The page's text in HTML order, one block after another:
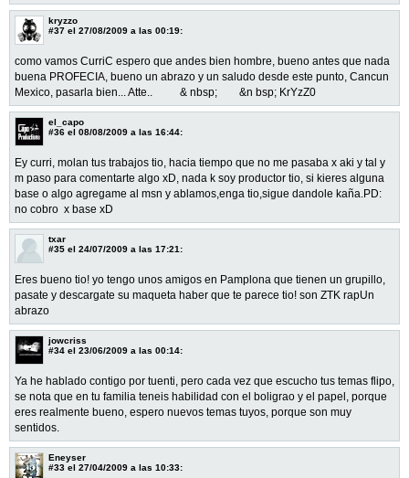
kryzzo
#37 el 27/08/2009 a las 00:19:
como vamos CurriC espero que andes bien hombre, bueno antes que nada
buena PROFECIA, bueno un abrazo y un saludo desde este punto, Cancun
Mexico, pasarla bien... Atte.. & nbsp; &n bsp; KrYzZ0
el_capo
#36 el 08/08/2009 a las 16:44:
Ey curri, molan tus trabajos tio, hacia tiempo que no me pasaba x aki y tal y
m paso para comentarte algo xD, nada k soy productor tio, si kieres alguna
base o algo agregame al msn y ablamos,enga tio,sigue dandole kaña.PD:
no cobro x base xD
txar
#35 el 24/07/2009 a las 17:21:
Eres bueno tio! yo tengo unos amigos en Pamplona que tienen un grupillo,
pasate y descargate su maqueta haber que te parece tio! son ZTK rapUn
abrazo
jowcriss
#34 el 23/06/2009 a las 00:14:
Ya he hablado contigo por tuenti, pero cada vez que escucho tus temas flipo,
se nota que en tu familia teneis habilidad con el boligrao y el papel, porque
eres realmente bueno, espero nuevos temas tuyos, porque son muy
sentidos.
Eneyser
#33 el 27/04/2009 a las 10:33: